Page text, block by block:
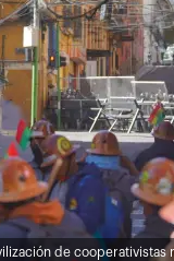
de cooperativistas